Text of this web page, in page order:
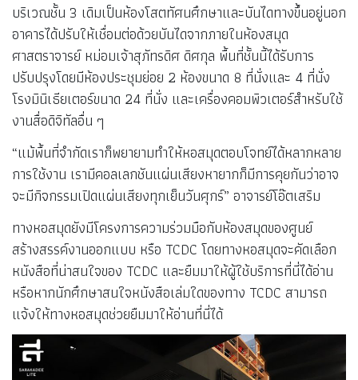
บริเวณชั้น 3 เดิมเป็นห้องโสตทัศนศึกษาและบันไดทางขึ้นอยู่นอก
อาคารได้ปรับให้เชื่อมต่อด้วยบันไดจากภายในห้องสมุด
ศาสตราจารย์ หม่อมเจ้าสุภัทรดิศ ดิศกุล พื้นที่ชั้นนี้ได้รับการ
ปรับปรุงโดยมีห้องประชุมย่อย 2 ห้องขนาด 8 ที่นั่งและ 4 ที่นั่ง
โรงมินิเธียเตอร์ขนาด 24 ที่นั่ง และเครื่องคอมพิวเตอร์สำหรับใช้
งานสื่อดิจิทัลอื่น ๆ
“แม้พื้นที่จำกัดเราก็พยายามทำให้หอสมุดตอบโจทย์ได้หลากหลาย
การใช้งาน เรามีคอลเลกชันแผ่นเสียงหายากก็มีการคุยกันว่าอาจ
จะมีกิจกรรมเปิดแผ่นเสียงทุกเย็นวันศุกร์” อาจารย์โอ๊ตเสริม
ทางหอสมุดยังมีโครงการความร่วมมือกับห้องสมุดของศูนย์
สร้างสรรค์งานออกแบบ หรือ TCDC โดยทางหอสมุดจะคัดเลือก
หนังสือที่น่าสนใจของ TCDC และยืมมาให้ผู้ใช้บริการที่นี่ได้อ่าน
หรือหากนักศึกษาสนใจหนังสือเล่มใดของทาง TCDC สามารถ
แจ้งให้ทางหอสมุดช่วยยืมมาให้อ่านที่นี่ได้